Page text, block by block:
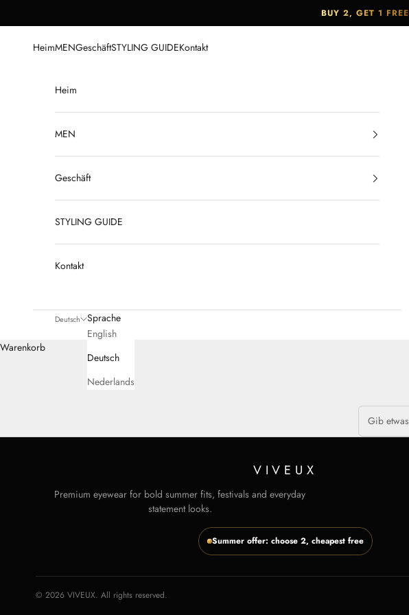
BUY 2, GET 1 FREE
HeimMENGeschäftSTYLING GUIDEKontakt
Heim
MEN
Geschäft
STYLING GUIDE
Kontakt
Deutsch
Sprache
English
Deutsch
Nederlands
Warenkorb
VIVEUX
Premium eyewear for bold summer fits, festivals and everyday
statement looks.
Summer offer: choose 2, cheapest free
© 2026 VIVEUX. All rights reserved.